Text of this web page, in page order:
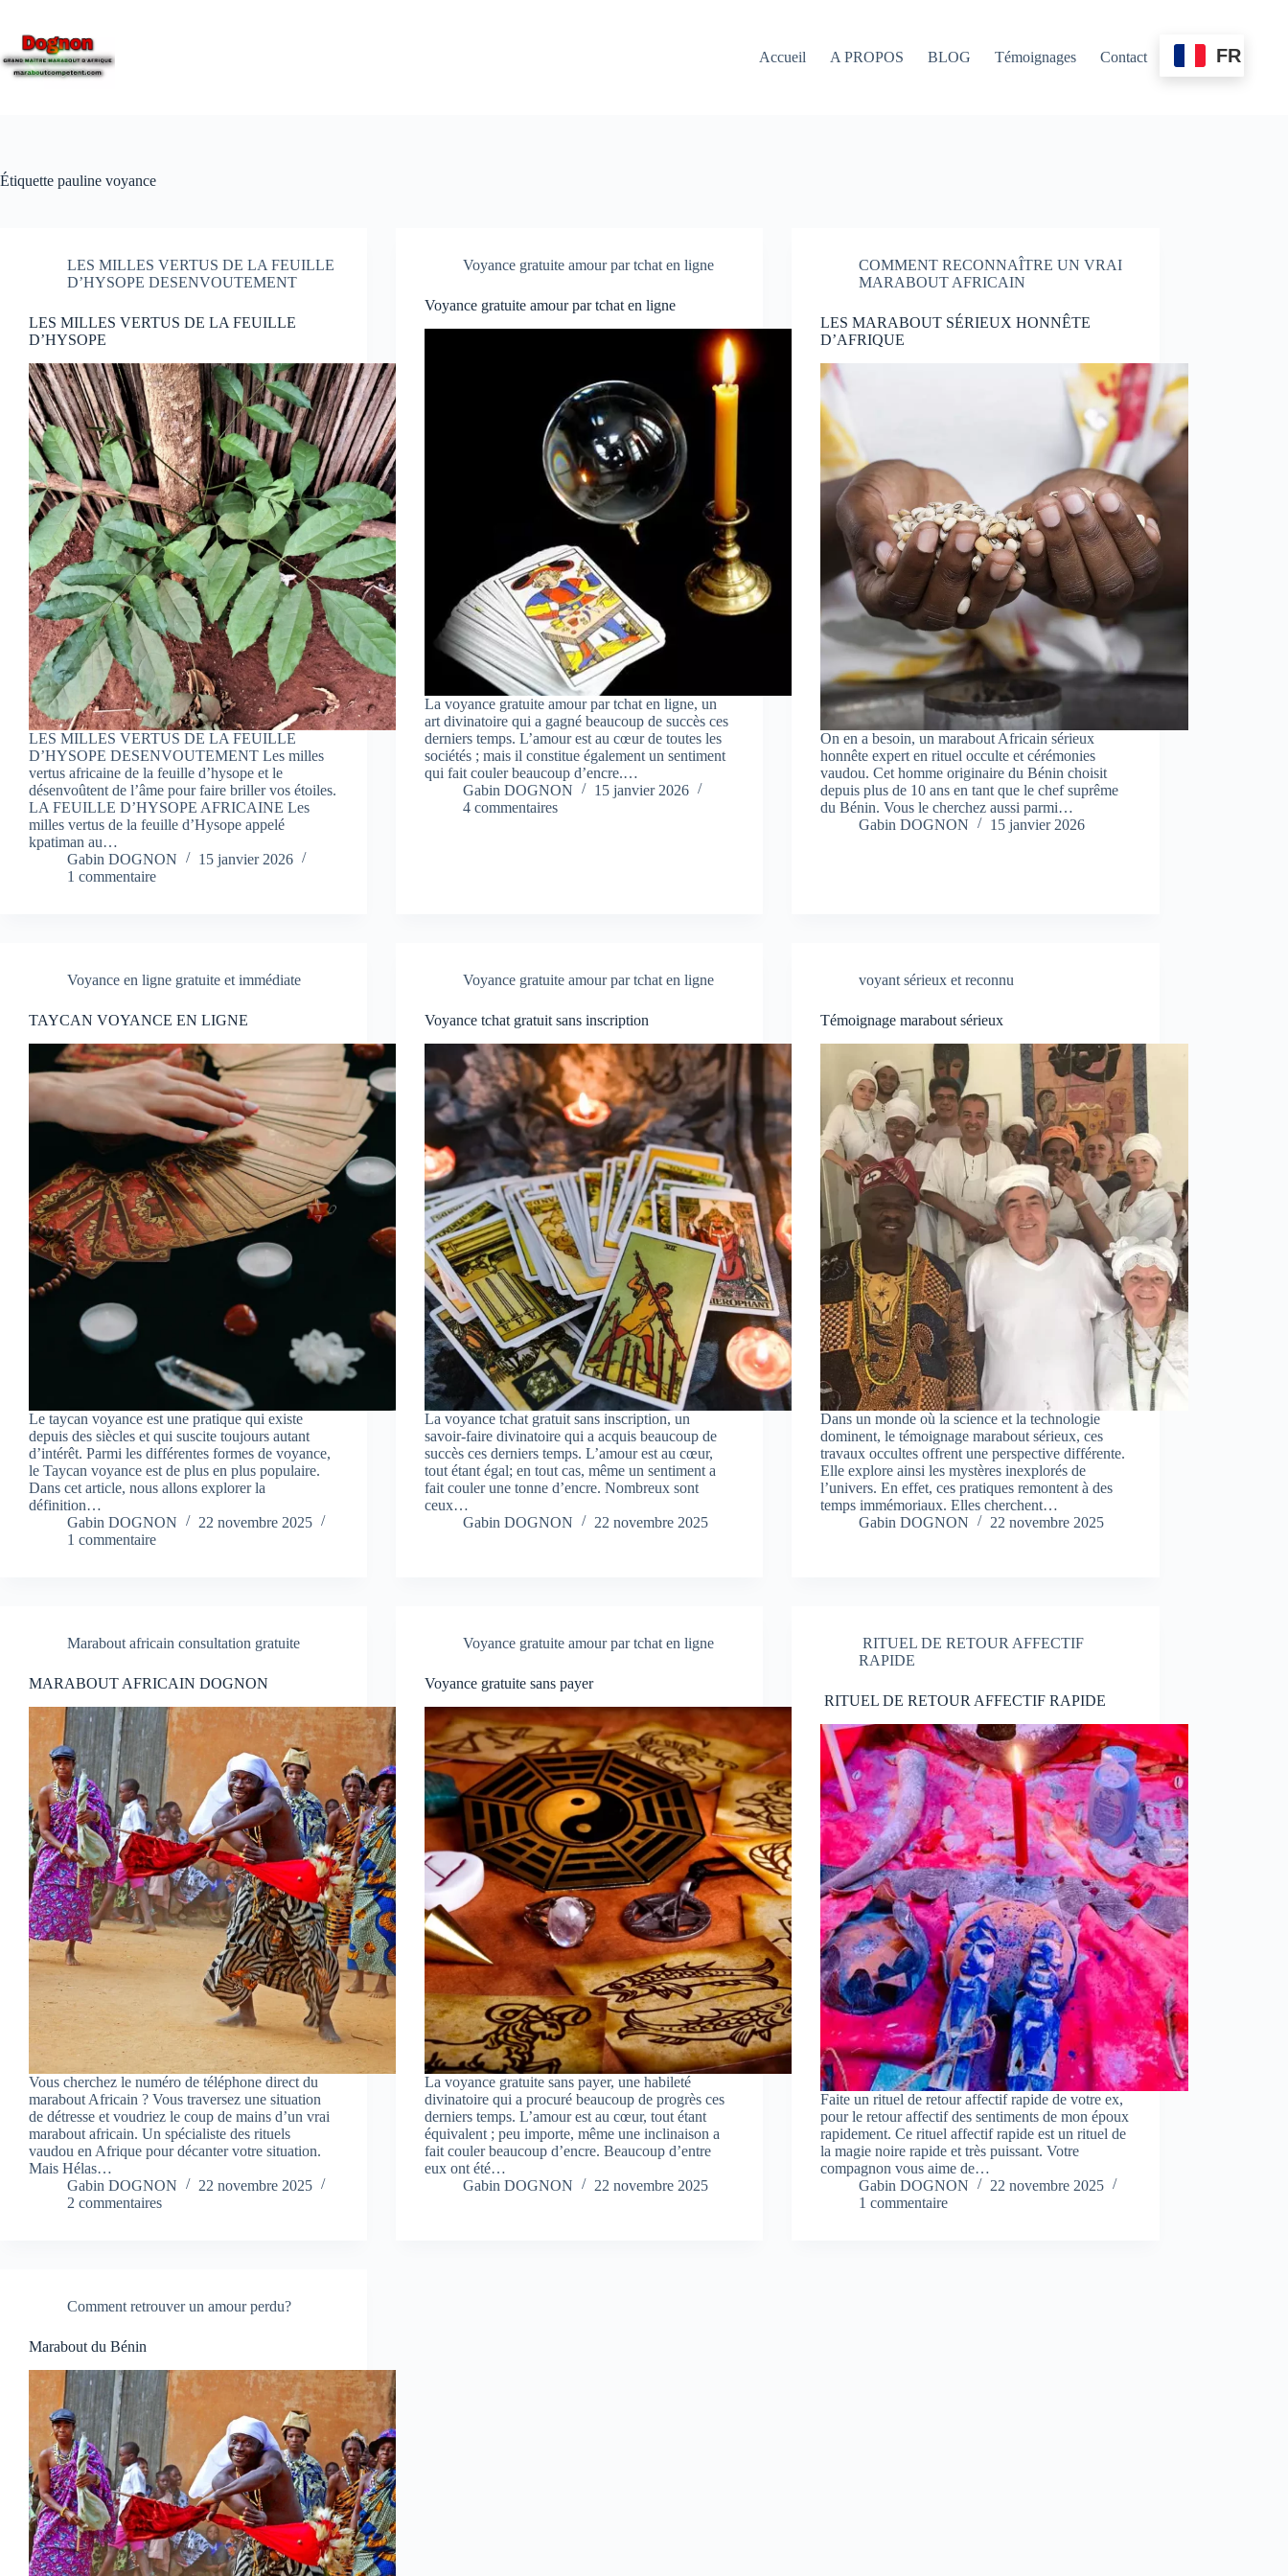
Accueil A PROPOS BLOG Témoignages Contact FR
Étiquette pauline voyance
LES MILLES VERTUS DE LA FEUILLE
D’HYSOPE DESENVOUTEMENT
LES MILLES VERTUS DE LA FEUILLE
D’HYSOPE
LES MILLES VERTUS DE LA FEUILLE
D’HYSOPE DESENVOUTEMENT Les milles
vertus africaine de la feuille d’hysope et le
désenvoûtent de l’âme pour faire briller vos étoiles.
LA FEUILLE D’HYSOPE AFRICAINE Les
milles vertus de la feuille d’Hysope appelé
kpatiman au…
Gabin DOGNON
15 janvier 2026
1 commentaire
Voyance gratuite amour par tchat en ligne
Voyance gratuite amour par tchat en ligne
La voyance gratuite amour par tchat en ligne, un
art divinatoire qui a gagné beaucoup de succès ces
derniers temps. L’amour est au cœur de toutes les
sociétés ; mais il constitue également un sentiment
qui fait couler beaucoup d’encre.…
Gabin DOGNON
15 janvier 2026
4 commentaires
COMMENT RECONNAÎTRE UN VRAI
MARABOUT AFRICAIN
LES MARABOUT SÉRIEUX HONNÊTE
D’AFRIQUE
On en a besoin, un marabout Africain sérieux
honnête expert en rituel occulte et cérémonies
vaudou. Cet homme originaire du Bénin choisit
depuis plus de 10 ans en tant que le chef suprême
du Bénin. Vous le cherchez aussi parmi…
Gabin DOGNON
15 janvier 2026
Voyance en ligne gratuite et immédiate
TAYCAN VOYANCE EN LIGNE
Le taycan voyance est une pratique qui existe
depuis des siècles et qui suscite toujours autant
d’intérêt. Parmi les différentes formes de voyance,
le Taycan voyance est de plus en plus populaire.
Dans cet article, nous allons explorer la
définition…
Gabin DOGNON
22 novembre 2025
1 commentaire
Voyance gratuite amour par tchat en ligne
Voyance tchat gratuit sans inscription
La voyance tchat gratuit sans inscription, un
savoir-faire divinatoire qui a acquis beaucoup de
succès ces derniers temps. L’amour est au cœur,
tout étant égal; en tout cas, même un sentiment a
fait couler une tonne d’encre. Nombreux sont
ceux…
Gabin DOGNON
22 novembre 2025
voyant sérieux et reconnu
Témoignage marabout sérieux
Dans un monde où la science et la technologie
dominent, le témoignage marabout sérieux, ces
travaux occultes offrent une perspective différente.
Elle explore ainsi les mystères inexplorés de
l’univers. En effet, ces pratiques remontent à des
temps immémoriaux. Elles cherchent…
Gabin DOGNON
22 novembre 2025
Marabout africain consultation gratuite
MARABOUT AFRICAIN DOGNON
Vous cherchez le numéro de téléphone direct du
marabout Africain ? Vous traversez une situation
de détresse et voudriez le coup de mains d’un vrai
marabout africain. Un spécialiste des rituels
vaudou en Afrique pour décanter votre situation.
Mais Hélas…
Gabin DOGNON
22 novembre 2025
2 commentaires
Voyance gratuite amour par tchat en ligne
Voyance gratuite sans payer
La voyance gratuite sans payer, une habileté
divinatoire qui a procuré beaucoup de progrès ces
derniers temps. L’amour est au cœur, tout étant
équivalent ; peu importe, même une inclinaison a
fait couler beaucoup d’encre. Beaucoup d’entre
eux ont été…
Gabin DOGNON
22 novembre 2025
RITUEL DE RETOUR AFFECTIF
RAPIDE
RITUEL DE RETOUR AFFECTIF RAPIDE
Faite un rituel de retour affectif rapide de votre ex,
pour le retour affectif des sentiments de mon époux
rapidement. Ce rituel affectif rapide est un rituel de
la magie noire rapide et très puissant. Votre
compagnon vous aime de…
Gabin DOGNON
22 novembre 2025
1 commentaire
Comment retrouver un amour perdu?
Marabout du Bénin